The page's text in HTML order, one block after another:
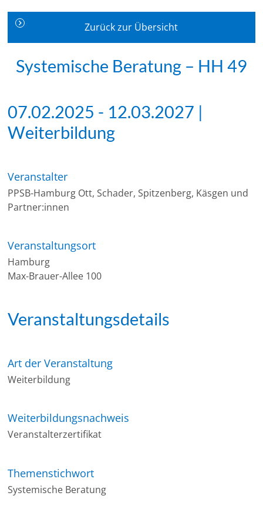
Zurück zur Übersicht
Systemische Beratung – HH 49
07.02.2025 - 12.03.2027 |
Weiterbildung
Veranstalter
PPSB-Hamburg Ott, Schader, Spitzenberg, Käsgen und
Partner:innen
Veranstaltungsort
Hamburg
Max-Brauer-Allee 100
Veranstaltungsdetails
Art der Veranstaltung
Weiterbildung
Weiterbildungsnachweis
Veranstalterzertifikat
Themenstichwort
Systemische Beratung